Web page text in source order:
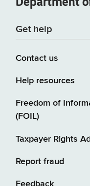
Get help
Contact us
Help resources
Freedom of
(FOIL)
Taxpayer Rights
Report fraud
Feedback